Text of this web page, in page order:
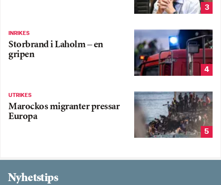
3
INRIKES
Storbrand i Laholm – en
gripen
4
UTRIKES
Marockos migranter pressar
Europa
5
Nyhetstips